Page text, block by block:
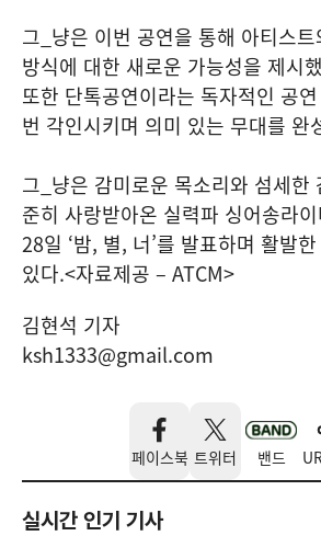
그_냥은 이번 공연을 통해 아티스
방식에 대한 새로운 가능성을 제시
또한 단톡공연이라는 독자적인 공
번 각인시키며 의미 있는 무대를 완
그_냥은 감미로운 목소리와 섬세한
준히 사랑받아온 실력파 싱어송라
28일 ‘밤, 별, 너’를 발표하며 활발
있다.<자료제공 – ATCM>
김현석 기자
ksh1333@gmail.com
페이스북 트위터 밴드
실시간 인기 기사